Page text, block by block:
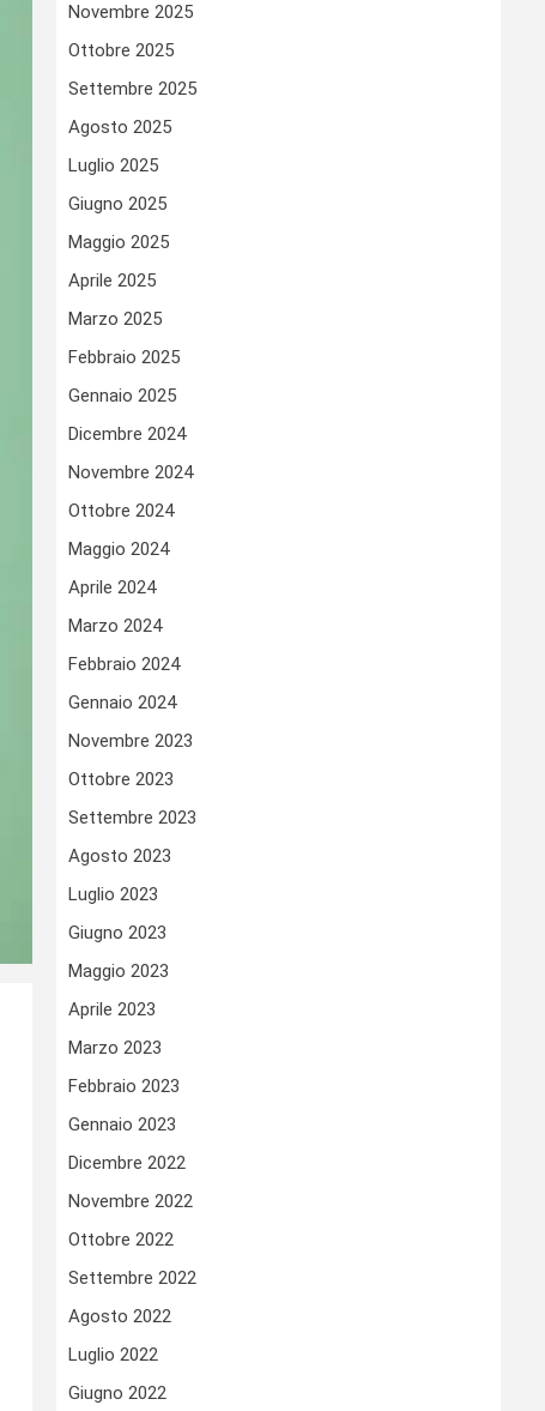
Novembre 2025
Ottobre 2025
Settembre 2025
Agosto 2025
Luglio 2025
Giugno 2025
Maggio 2025
Aprile 2025
Marzo 2025
Febbraio 2025
Gennaio 2025
Dicembre 2024
Novembre 2024
Ottobre 2024
Maggio 2024
Aprile 2024
Marzo 2024
Febbraio 2024
Gennaio 2024
Novembre 2023
Ottobre 2023
Settembre 2023
Agosto 2023
Luglio 2023
Giugno 2023
Maggio 2023
Aprile 2023
Marzo 2023
Febbraio 2023
Gennaio 2023
Dicembre 2022
Novembre 2022
Ottobre 2022
Settembre 2022
Agosto 2022
Luglio 2022
Giugno 2022